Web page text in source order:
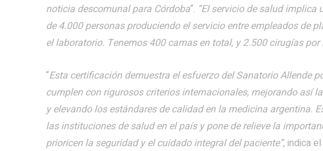
noticia descomunal para Córdoba“. “El servicio de salud
de 4.000 personas produciendo el servicio entre empleados de
el laboratorio. Tenemos 400 camas en total, y 2.500 cirugías por
“Esta certificación demuestra el esfuerzo del Sanatorio Allende
cumplen con rigurosos criterios internacionales, mejorando así
y elevando los estándares de calidad en la medicina argentina.
las instituciones de salud en el país y pone de relieve la
prioricen la seguridad y el cuidado integral del paciente”, indica